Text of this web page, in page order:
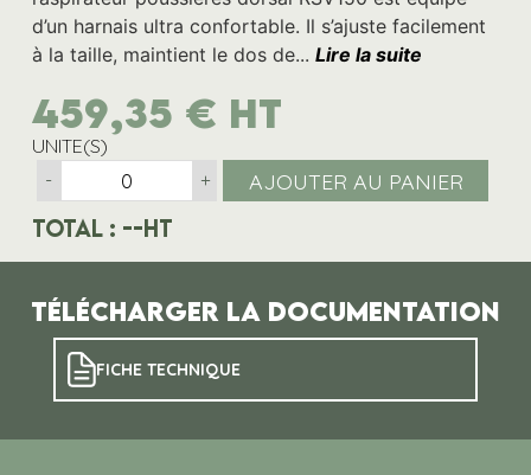
d’un harnais ultra confortable. Il s’ajuste facilement
à la taille, maintient le dos de... Lire la suite
459,35 € HT
UNITE(S)
-
+ AJOUTER AU PANIER
Total : --HT
Télécharger la documentation
FICHE TECHNIQUE